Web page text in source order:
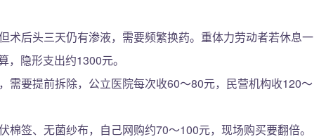
术后头三天仍有渗液，需要频繁换药。重体力劳动者若休息一
隐形支出约1300元。
需要提前拆除，公立医院每次收60～80元，民营机构收120～
棉签、无菌纱布，自己网购约70～100元，现场购买要翻倍。